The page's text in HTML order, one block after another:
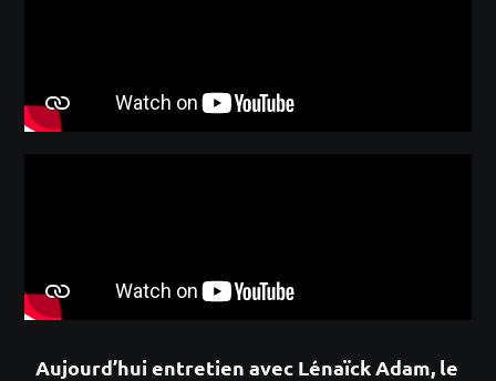
Aujourd’hui entretien avec Lénaïck Adam, le